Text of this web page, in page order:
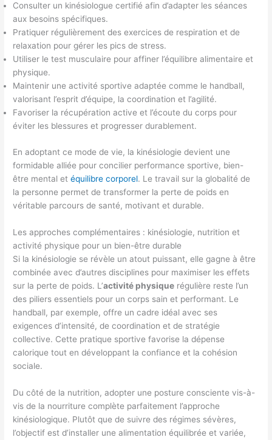
Consulter un kinésiologue certifié afin d’adapter les séances
aux besoins spécifiques.
Pratiquer régulièrement des exercices de respiration et de
relaxation pour gérer les pics de stress.
Utiliser le test musculaire pour affiner l’équilibre alimentaire et
physique.
Maintenir une activité sportive adaptée comme le handball,
valorisant l’esprit d’équipe, la coordination et l’agilité.
Favoriser la récupération active et l’écoute du corps pour
éviter les blessures et progresser durablement.
En adoptant ce mode de vie, la kinésiologie devient une
formidable alliée pour concilier performance sportive, bien-
être mental etéquilibre corporel. Le travail sur la globalité de
la personne permet de transformer la perte de poids en
véritable parcours de santé, motivant et durable.
Les approches complémentaires : kinésiologie, nutrition et
activité physique pour un bien-être durable
Si la kinésiologie se révèle un atout puissant, elle gagne à être
combinée avec d’autres disciplines pour maximiser les effets
sur la perte de poids. L’activité physique régulière reste l’un
des piliers essentiels pour un corps sain et performant. Le
handball, par exemple, offre un cadre idéal avec ses
exigences d’intensité, de coordination et de stratégie
collective. Cette pratique sportive favorise la dépense
calorique tout en développant la confiance et la cohésion
sociale.
Du côté de la nutrition, adopter une posture consciente vis-à-
vis de la nourriture complète parfaitement l’approche
kinésiologique. Plutôt que de suivre des régimes sévères,
l’objectif est d’installer une alimentation équilibrée et variée,